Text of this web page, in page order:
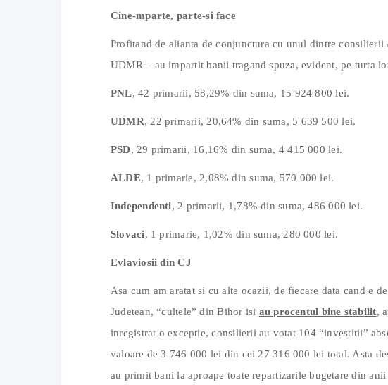
Cine-mparte, parte-si face
Profitand de alianta de conjunctura cu unul dintre
UDMR – au impartit banii tragand spuza, evident, pe turta
PNL, 42 primarii, 58,29% din suma, 15 924 800 lei.
UDMR, 22 primarii, 20,64% din suma, 5 639 500 lei.
PSD, 29 primarii, 16,16% din suma, 4 415 000 lei.
ALDE, 1 primarie, 2,08% din suma, 570 000 lei.
Independenti, 2 primarii, 1,78% din suma, 486 000 lei.
Slovaci, 1 primarie, 1,02% din suma, 280 000 lei.
Evlaviosii din CJ
Asa cum am aratat si cu alte ocazii, de fiecare data cand e
Judetean, “cultele” din Bihor isi au procentul bine stabilit,
inregistrat o exceptie, consilierii au votat 104 “investitii”
valoare de 3 746 000 lei din cei 27 316 000 lei total. Asta
au primit bani la aproape toate repartizarile bugetare din